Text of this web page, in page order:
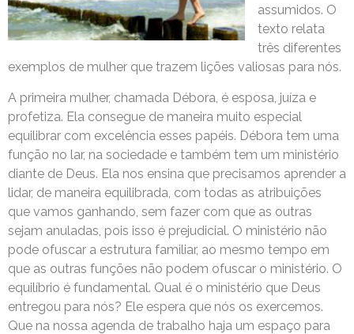
assumidos. O
texto relata
três diferentes
exemplos de mulher que trazem lições valiosas para nós.
A primeira mulher, chamada Débora, é esposa, juíza e
profetiza. Ela consegue de maneira muito especial
equilibrar com excelência esses papéis. Débora tem uma
função no lar, na sociedade e também tem um ministério
diante de Deus. Ela nos ensina que precisamos aprender a
lidar, de maneira equilibrada, com todas as atribuições
que vamos ganhando, sem fazer com que as outras
sejam anuladas, pois isso é prejudicial. O ministério não
pode ofuscar a estrutura familiar, ao mesmo tempo em
que as outras funções não podem ofuscar o ministério. O
equilíbrio é fundamental. Qual é o ministério que Deus
entregou para nós? Ele espera que nós os exercemos.
Que na nossa agenda de trabalho haja um espaço para